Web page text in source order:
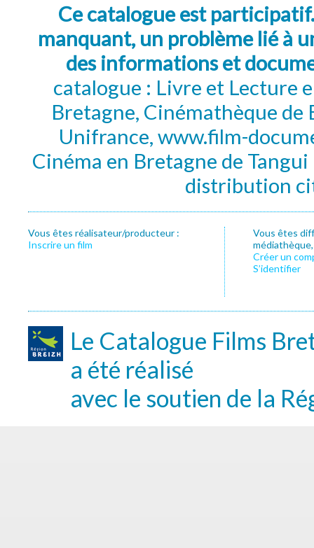
Ce catalogue est
manquant, un problème lié à
des informations et
catalogue : Livre et Lecture
Bretagne, Cinémathèque de
Unifrance, www.film-
Cinéma en Bretagne de
distribution
Vous êtes réalisateur/producteur :
Inscrire un film
Vous êtes
Créer un
S’identifier
Le Catalogue Films
a été réalisé
avec le soutien de la